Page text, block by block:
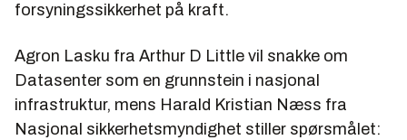
forsyningssikkerhet på kraft.
Agron Lasku fra Arthur D Little vil snakke om
Datasenter som en grunnstein i nasjonal
infrastruktur, mens Harald Kristian Næss fra
Nasjonal sikkerhetsmyndighet stiller spørsmålet: